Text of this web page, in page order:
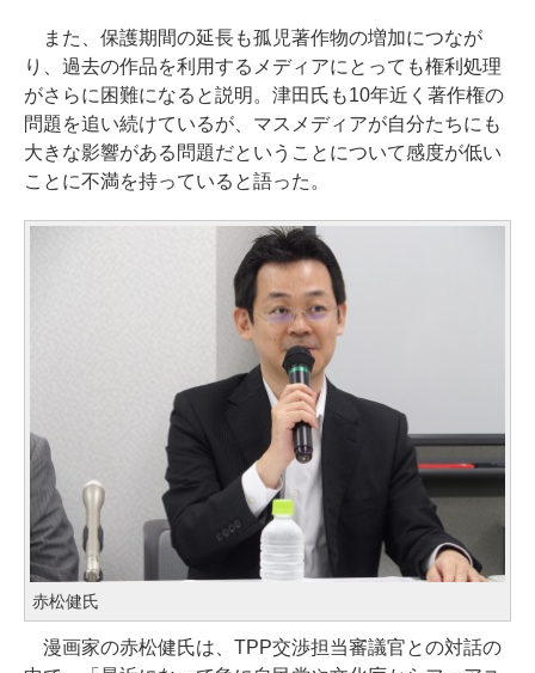
また、保護期間の延長も孤児著作物の増加につなが
り、過去の作品を利用するメディアにとっても権利処理
がさらに困難になると説明。津田氏も10年近く著作権の
問題を追い続けているが、マスメディアが自分たちにも
大きな影響がある問題だということについて感度が低い
ことに不満を持っていると語った。
赤松健氏
漫画家の赤松健氏は、TPP交渉担当審議官との対話の